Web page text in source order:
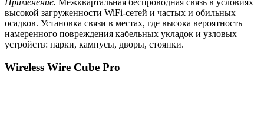
высокой загруженности WiFi-сетей и частых и обильных
осадков. Установка связи в местах, где высока вероятность
намеренного повреждения кабельных укладок и узловых
устройств: парки, кампусы, дворы, стоянки.
Wireless Wire Cube Pro